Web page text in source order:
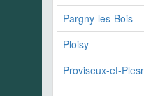
Pargny-les-Bois
Ploisy
Proviseux-et-